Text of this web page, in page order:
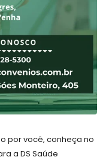
por você, conheça no
a DS Saúde